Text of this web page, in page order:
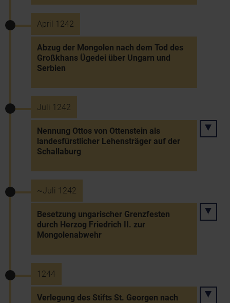
April 1242
Abzug der Mongolen nach dem Tod des
Großkhans Ügedei über Ungarn und
Serbien
Juli 1242
Nennung Ottos von Ottenstein als
landesfürstlicher Lehensträger auf der
Schallaburg
~Juli 1242
Besetzung ungarischer Grenzfesten
durch Herzog Friedrich II. zur
Mongolenabwehr
1244
Verlegung des Stifts St. Georgen nach